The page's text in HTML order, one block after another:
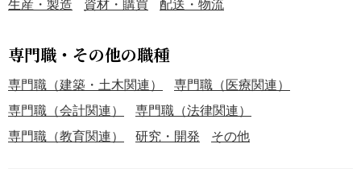
専門職・その他の職種
専門職（建築・土木関連）
専門職（医療関連）
専門職（会計関連）
専門職（法律関連）
専門職（教育関連）
研究・開発 その他